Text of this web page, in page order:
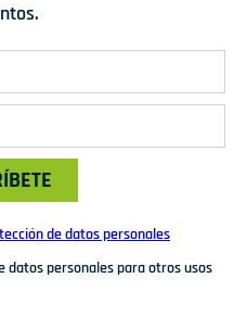
de datos personales
datos personales para otros usos